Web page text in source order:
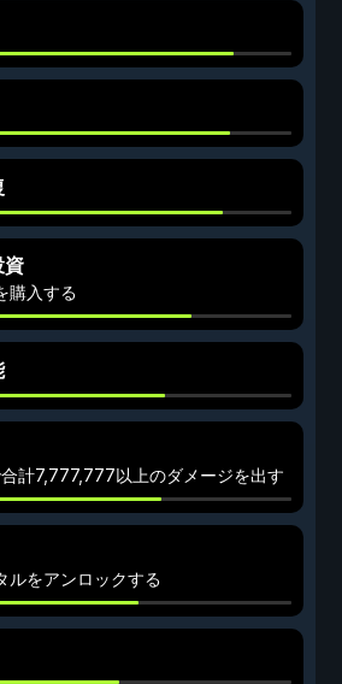
資
購入する
計7,777,777以上のダメージを出す
ルをアンロックする